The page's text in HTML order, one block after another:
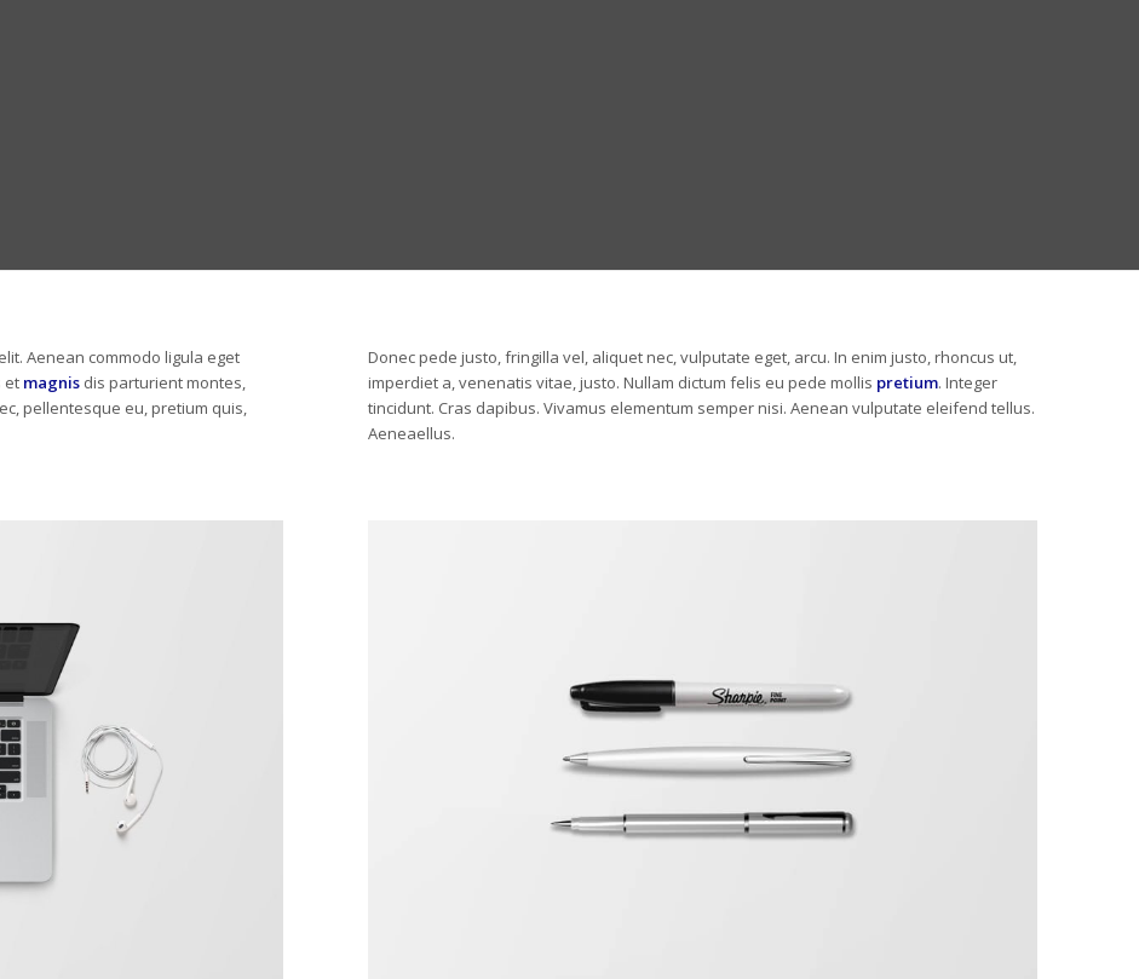
Aenean commodo ligula eget
et magnisdis parturient montes,
pellentesque eu, pretium quis,
Donec pede justo, fringilla vel, aliquet nec, vulputate eget, arcu. In enim justo, rhoncus ut,
imperdiet a, venenatis vitae, justo. Nullam dictum felis eu pede mollis pretium. Integer
tincidunt. Cras dapibus. Vivamus elementum semper nisi. Aenean vulputate eleifend tellus.
Aeneaellus.